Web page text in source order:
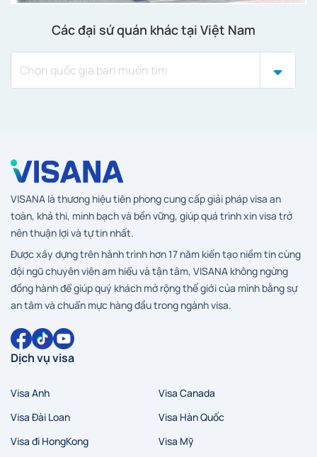
Các đại sứ quán khác tại Việt Nam
VISANA là thương hiệu tiên phong cung cấp giải pháp visa an
toàn, khả thi, minh bạch và bền vững, giúp quá trình xin visa trở
nên thuận lợi và tự tin nhất.
Được xây dựng trên hành trình hơn 17 năm kiến tạo niềm tin cùng
đội ngũ chuyên viên am hiểu và tận tâm, VISANA không ngừng
đồng hành để giúp quý khách mở rộng thế giới của mình bằng sự
an tâm và chuẩn mực hàng đầu trong ngành visa.
Dịch vụ visa
Visa Anh
Visa Canada
Visa Đài Loan
Visa Hàn Quốc
Visa đi HongKong
Visa Mỹ